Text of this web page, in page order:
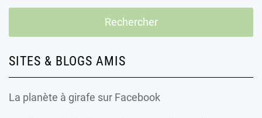
SITES & BLOGS AMIS
La planète à girafe sur Facebook